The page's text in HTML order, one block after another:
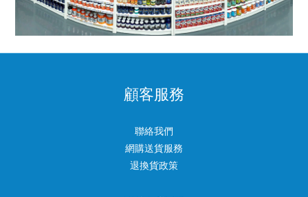
顧客服務
聯絡我們
網購送貨服務
退換貨政策